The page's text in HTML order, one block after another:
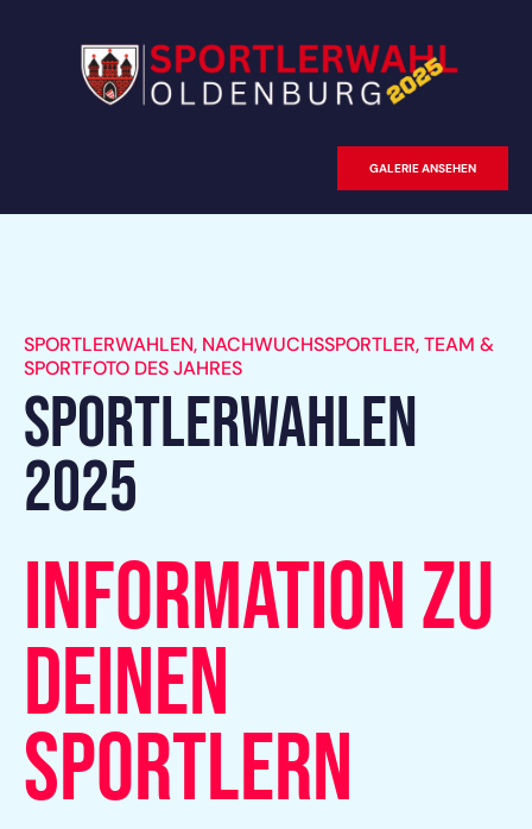
GALERIE ANSEHEN
SPORTLERWAHLEN, NACHWUCHSSPORTLER, TEAM &
SPORTFOTO DES JAHRES
SPORTLERWAHLEN
2025
INFORMATION ZU
DEINEN
SPORTLERN